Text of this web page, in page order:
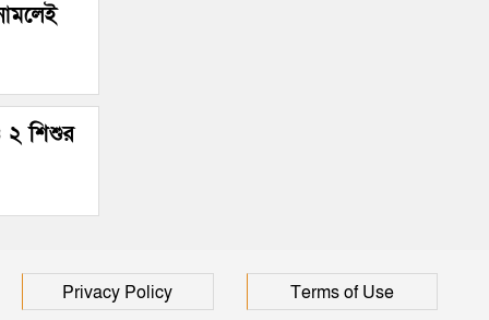
২ শিশুর
Privacy Policy Terms of Use